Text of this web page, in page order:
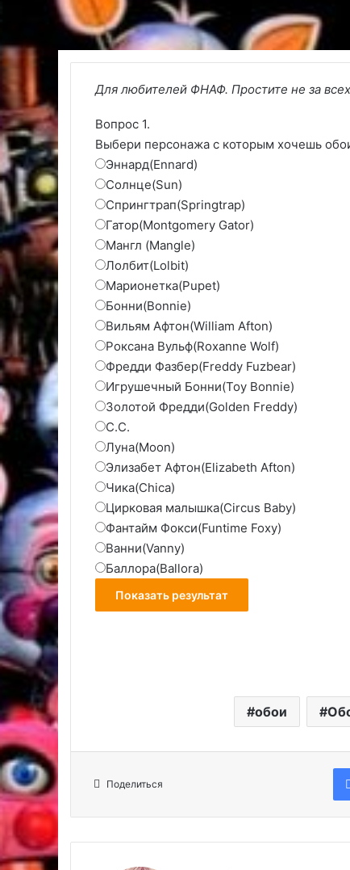
Для любителей ФНАФ. Простите не за
Вопрос 1.
Выбери персонажа с которым хочешь
Эннард(Ennard)
Солнце(Sun)
Спрингтрап(Springtrap)
Гатор(Montgomery Gator)
Мангл (Mangle)
Лолбит(Lolbit)
Марионетка(Pupet)
Бонни(Bonnie)
Вильям Афтон(William Afton)
Роксана Вульф(Roxanne Wolf)
Фредди Фазбер(Freddy Fuzbear)
Игрушечный Бонни(Toy Bonnie)
Золотой Фредди(Golden Freddy)
C.C.
Луна(Moon)
Элизабет Афтон(Elizabeth Afton)
Чика(Chica)
Цирковая малышка(Circus Baby)
Фантайм Фокси(Funtime Foxy)
Ванни(Vanny)
Баллора(Ballora)
обои
Поделиться